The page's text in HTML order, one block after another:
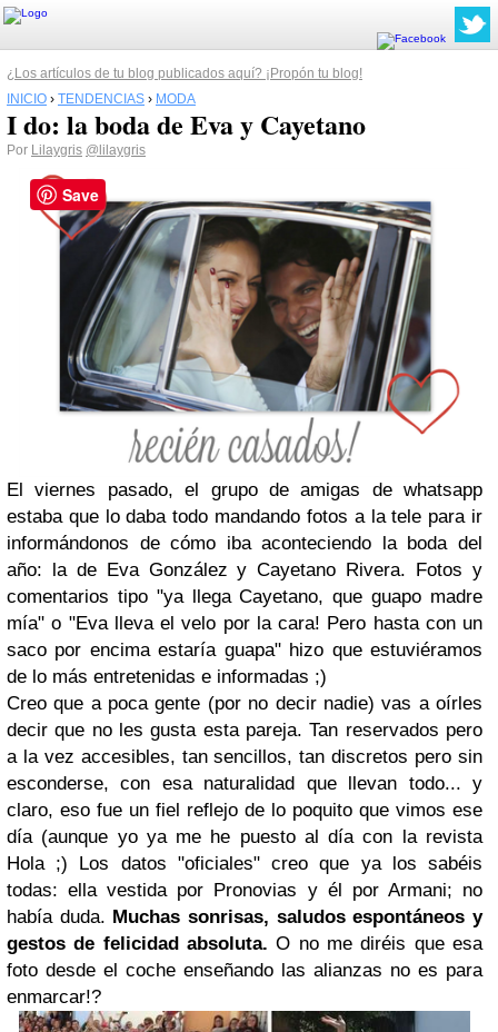
¿Los artículos de tu blog publicados aquí? ¡Propón tu blog!
INICIO › TENDENCIAS › MODA
I do: la boda de Eva y Cayetano
Por Lilaygris @lilaygris
El viernes pasado, el grupo de amigas de whatsapp
estaba que lo daba todo mandando fotos a la tele para ir
informándonos de cómo iba aconteciendo la boda del
año: la de Eva González y Cayetano Rivera. Fotos y
comentarios tipo "ya llega Cayetano, que guapo madre
mía" o "Eva lleva el velo por la cara! Pero hasta con un
saco por encima estaría guapa" hizo que estuviéramos
de lo más entretenidas e informadas ;)
Creo que a poca gente (por no decir nadie) vas a oírles
decir que no les gusta esta pareja. Tan reservados pero
a la vez accesibles, tan sencillos, tan discretos pero sin
esconderse, con esa naturalidad que llevan todo... y
claro, eso fue un fiel reflejo de lo poquito que vimos ese
día (aunque yo ya me he puesto al día con la revista
Hola ;) Los datos "oficiales" creo que ya los sabéis
todas: ella vestida por Pronovias y él por Armani; no
había duda. Muchas sonrisas, saludos espontáneos y
gestos de felicidad absoluta. O no me diréis que esa
foto desde el coche enseñando las alianzas no es para
enmarcar!?
Save